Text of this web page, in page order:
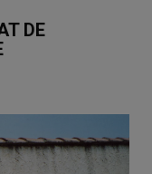
DE